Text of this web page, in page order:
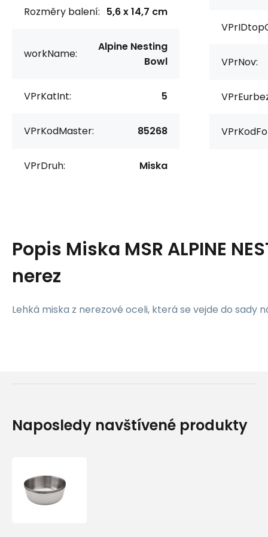
Rozměry balení: 5,6 x 14,7 cm
workName:
Alpine Nesting
Bowl
VPrKatInt: 5
VPrKodMaster: 85268
VPrDruh: Miska
VPrNov:
Popis Miska MSR ALPINE
nerez
Lehká miska z nerezové oceli, která se vejde do sady
Naposledy navštívené produkty